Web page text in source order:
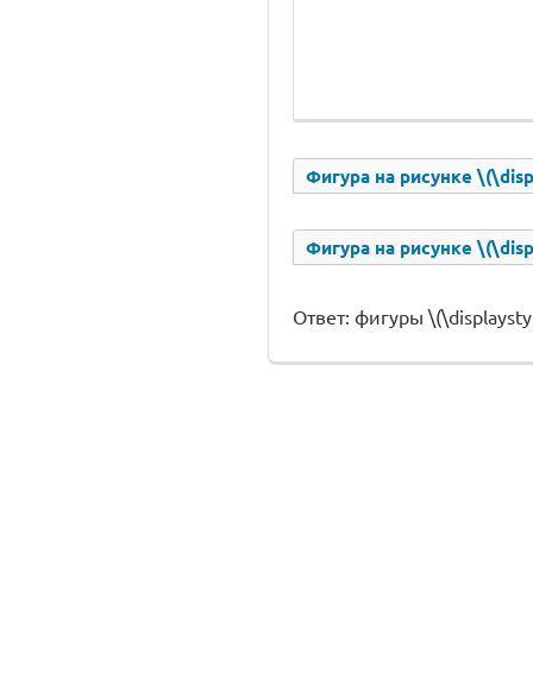
Фигура на рисунке
Фигура на рисунке
Ответ: фигуры